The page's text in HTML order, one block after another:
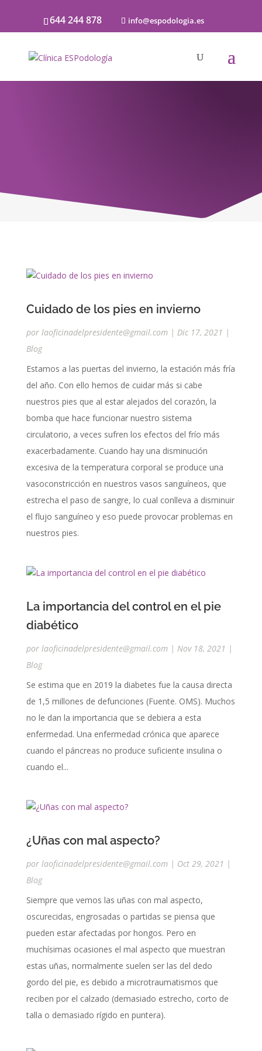
644 244 878 info@espodologia.es
Cuidado de los pies en invierno
por laoficinadelpresidente@gmail.com| Dic 17, 2021 |
Blog
Estamos a las puertas del invierno, la estación más fría
del año. Con ello hemos de cuidar más si cabe
nuestros pies que al estar alejados del corazón, la
bomba que hace funcionar nuestro sistema
circulatorio, a veces sufren los efectos del frío más
exacerbadamente. Cuando hay una disminución
excesiva de la temperatura corporal se produce una
vasoconstricción en nuestros vasos sanguíneos, que
estrecha el paso de sangre, lo cual conlleva a disminuir
el flujo sanguíneo y eso puede provocar problemas en
nuestros pies.
La importancia del control en el pie
diabético
por laoficinadelpresidente@gmail.com| Nov 18, 2021 |
Blog
Se estima que en 2019 la diabetes fue la causa directa
de 1,5 millones de defunciones (Fuente. OMS). Muchos
no le dan la importancia que se debiera a esta
enfermedad. Una enfermedad crónica que aparece
cuando el páncreas no produce suficiente insulina o
cuando el...
¿Uñas con mal aspecto?
por laoficinadelpresidente@gmail.com| Oct 29, 2021 |
Blog
Siempre que vemos las uñas con mal aspecto,
oscurecidas, engrosadas o partidas se piensa que
pueden estar afectadas por hongos. Pero en
muchísimas ocasiones el mal aspecto que muestran
estas uñas, normalmente suelen ser las del dedo
gordo del pie, es debido a microtraumatismos que
reciben por el calzado (demasiado estrecho, corto de
talla o demasiado rígido en puntera).